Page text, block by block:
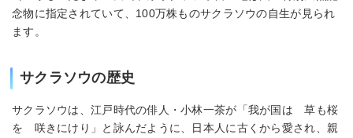
念物に指定されていて、100万株ものサクラソウの自生が見られ
ます。
サクラソウの歴史
サクラソウは、江戸時代の俳人・小林一茶が「我が国は 草も桜
を 咲きにけり」と詠んだように、日本人に古くから愛され、親